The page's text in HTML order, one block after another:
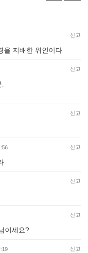
신고
을 지배한 위인이다
신고
신고
신고
신고
신고
이세요?
신고